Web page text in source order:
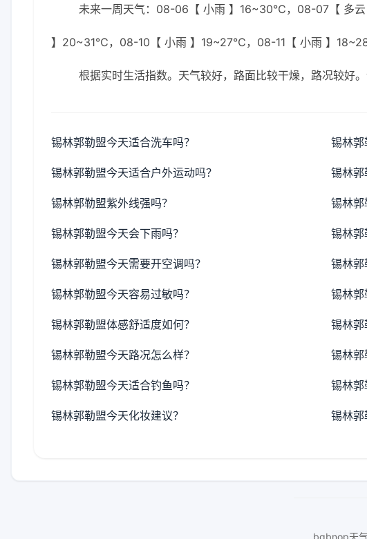
未来一周天气：08-06【 小雨 】16~30℃，08-07【
】20~31℃，08-10【 小雨 】19~27℃，08-11【 小雨 】
根据实时生活指数。天气较好，路面比较干燥，路况较好。
锡林郭勒盟今天适合洗车吗？ 锡林郭
锡林郭勒盟今天适合户外运动吗？ 锡林郭
锡林郭勒盟紫外线强吗？ 锡林郭
锡林郭勒盟今天会下雨吗？ 锡林郭
锡林郭勒盟今天需要开空调吗？ 锡林郭
锡林郭勒盟今天容易过敏吗？ 锡林郭
锡林郭勒盟体感舒适度如何？ 锡林郭
锡林郭勒盟今天路况怎么样？ 锡林郭
锡林郭勒盟今天适合钓鱼吗？ 锡林郭
锡林郭勒盟今天化妆建议？ 锡林郭
bqbnop天